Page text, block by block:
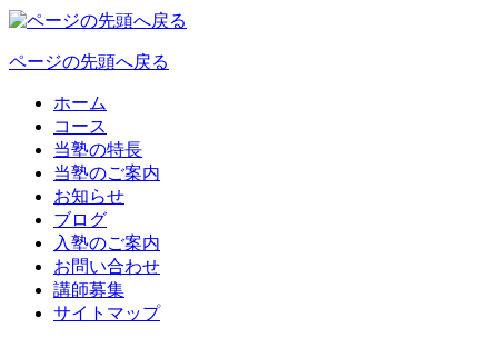
ページの先頭へ戻る
ホーム
コース
当塾の特長
当塾のご案内
お知らせ
ブログ
入塾のご案内
お問い合わせ
講師募集
サイトマップ